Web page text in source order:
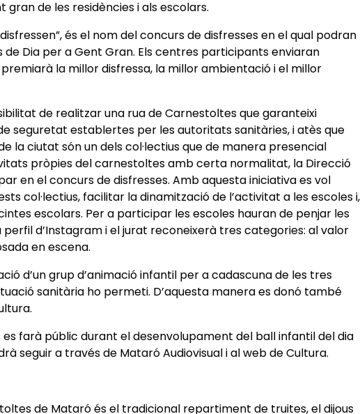
de les residències i als escolars.
és el nom del concurs de disfresses en el qual podran
Dia per a Gent Gran. Els centres participants enviaran
la millor disfressa, la millor ambientació i el millor
de realitzar una rua de Carnestoltes que garanteixi
seguretat establertes per les autoritats sanitàries, i atès que
la ciutat són un dels col·lectius que de manera presencial
pròpies del carnestoltes amb certa normalitat, la Direcció
en el concurs de disfresses. Amb aquesta iniciativa es vol
col·lectius, facilitar la dinamització de l’activitat a les escoles i,
escolars. Per a participar les escoles hauran de penjar les
d’Instagram i el jurat reconeixerà tres categories: al valor
en escena.
d’un grup d’animació infantil per a cadascuna de les tres
sanitària ho permeti. D’aquesta manera es donó també
farà públic durant el desenvolupament del ball infantil del dia
seguir a través de Mataró Audiovisual i al web de Cultura.
de Mataró és el tradicional repartiment de truites, el dijous